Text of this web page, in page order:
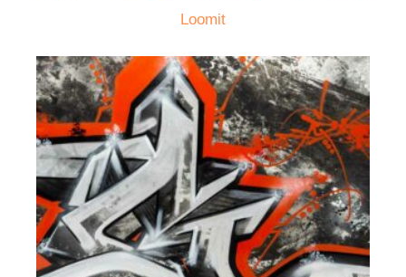
Loomit